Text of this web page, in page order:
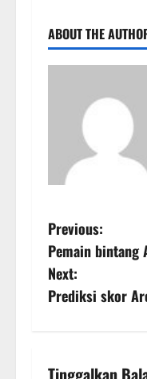
ABOUT THE
P
o
s
n
Previous:
Pemain bintang
Next:
Prediksi skor
Tinggalkan